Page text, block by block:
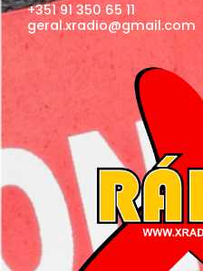
+351 91 350 65 11
geral.xradio@gmail.com